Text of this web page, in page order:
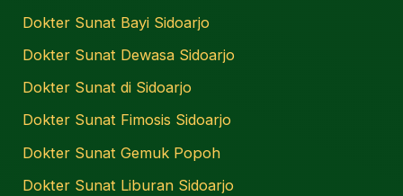
Dokter Sunat Bayi Sidoarjo
Dokter Sunat Dewasa Sidoarjo
Dokter Sunat di Sidoarjo
Dokter Sunat Fimosis Sidoarjo
Dokter Sunat Gemuk Popoh
Dokter Sunat Liburan Sidoarjo